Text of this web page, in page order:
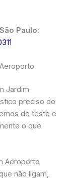
Paulo:
Jardim
preciso do
de teste e
o que
Aeroporto
não ligam,